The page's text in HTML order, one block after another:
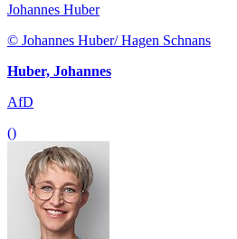
Johannes Huber
© Johannes Huber/ Hagen Schnans
Huber, Johannes
AfD
()